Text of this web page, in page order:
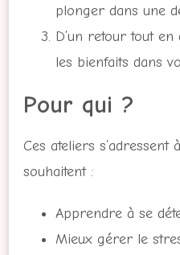
plonger dans une
D’un retour tout
les bienfaits dans
Pour qui ?
Ces ateliers s’adressent
souhaitent :
Apprendre à se
Mieux gérer le